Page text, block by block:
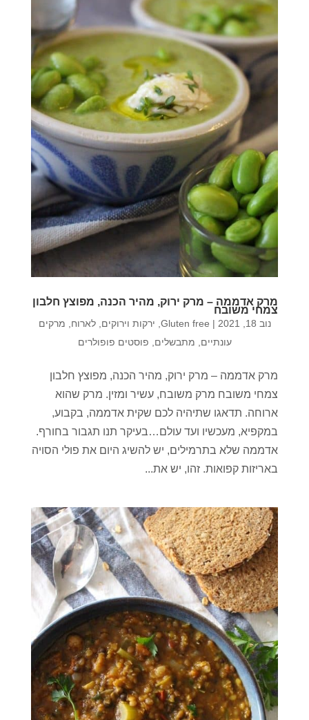
מרק אדממה – מרק ירוק, מהיר הכנה, מפוצץ חלבון
צמחי משובח
נוב 18, 2021 |
Gluten free ירקות וירוקים ,לארוח
מרקים
עונתיים
מתבשלים פוסטים פופולרים
מרק אדממה – מרק ירוק, מהיר הכנה, מפוצץ חלבון
צמחי משובח מרק משובח, עשיר ומזין. מרק שהוא
ארוחה. תדאגו שתיהיה לכם שקית אדממה, בקבוע,
במקפיא, מעכשיו ועד עולם…בעיקר תנו תגבור בחורף.
אדממה שלא בתרמילים, יש להשיג היום את פולי הסויה
באריזות קפואות. זהו, יש את...